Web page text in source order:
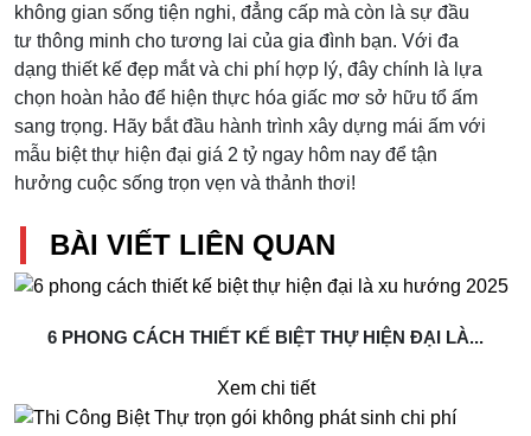
không gian sống tiện nghi, đẳng cấp mà còn là sự đầu
tư thông minh cho tương lai của gia đình bạn. Với đa
dạng thiết kế đẹp mắt và chi phí hợp lý, đây chính là lựa
chọn hoàn hảo để hiện thực hóa giấc mơ sở hữu tổ ấm
sang trọng. Hãy bắt đầu hành trình xây dựng mái ấm với
mẫu biệt thự hiện đại giá 2 tỷ ngay hôm nay để tận
hưởng cuộc sống trọn vẹn và thảnh thơi!
BÀI VIẾT LIÊN QUAN
6 PHONG CÁCH THIẾT KẾ BIỆT THỰ HIỆN ĐẠI LÀ...
Xem chi tiết